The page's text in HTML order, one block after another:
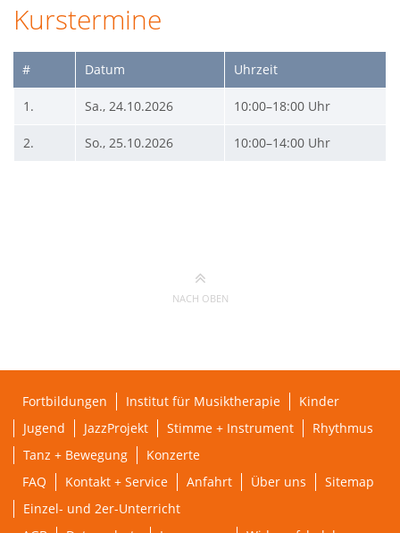
Kurstermine
# Datum Uhrzeit
1. Sa., 24.10.2026 10:00–18:00 Uhr
2. So., 25.10.2026 10:00–14:00 Uhr
NACH OBEN
Fortbildungen Institut für Musiktherapie
Kinder
Jugend
JazzProjekt Stimme + Instrument
Rhythmus
Tanz + Bewegung
Konzerte
FAQ
Kontakt + Service Anfahrt Über uns
Sitemap
Einzel- und 2er-Unterricht